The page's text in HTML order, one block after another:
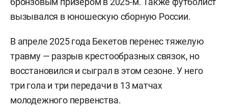
вызывался в юношескую сборную России.
В апреле 2025 года Бекетов перенес тяжелую
травму — разрыв крестообразных связок, но
восстановился и сыграл в этом сезоне. У него
три гола и три передачи в 13 матчах
молодежного первенства.